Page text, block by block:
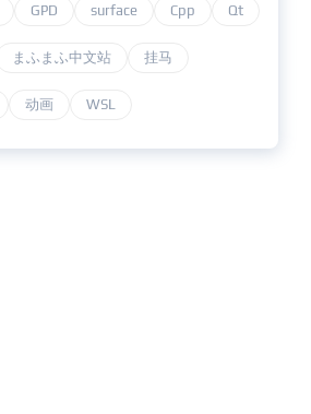
GPD surface Cpp Qt
まふまふ中文站 挂马
动画 WSL